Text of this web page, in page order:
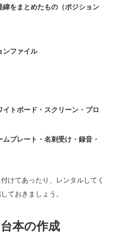
をまとめたもの（ポジション
ンファイル
トボード・スクリーン・プロ
プレート・名刺受け・録音・
けてあったり、レンタルしてく
ておきましょう。
本の作成